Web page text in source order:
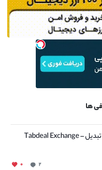
ها
نقد و بررسی صرافی تبدیل – Tabdeal Exchange
۲ ۰